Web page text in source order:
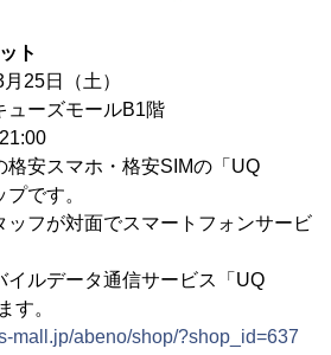
ト
25日（土）
ズモールB1階
安スマホ・格安SIMの「UQ
です。
面でスマートフォンサービ
タ通信サービス「UQ
す。
mall.jp/abeno/shop/?shop_id=637